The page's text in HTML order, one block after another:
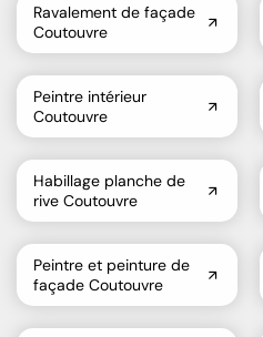
Ravalement de façade
Coutouvre
Peintre intérieur
Coutouvre
Habillage planche de
rive Coutouvre
Peintre et peinture de
façade Coutouvre